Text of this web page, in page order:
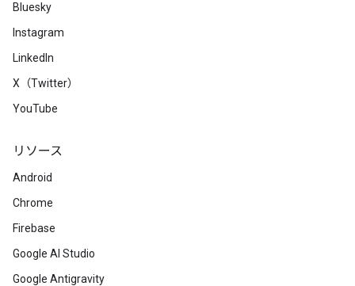
Bluesky
Instagram
LinkedIn
X（Twitter）
YouTube
リソース
Android
Chrome
Firebase
Google AI Studio
Google Antigravity